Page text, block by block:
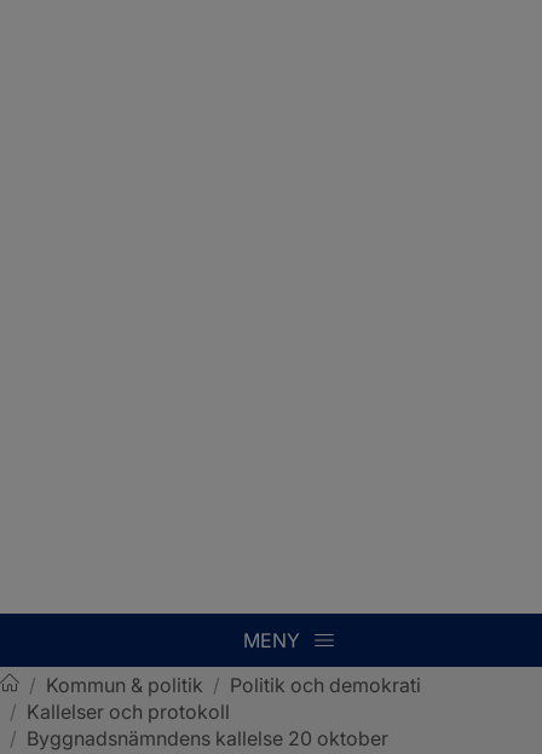
MENY
Sotenäs kommun
/ Kommun & politik / Politik och demokrati
/ Kallelser och protokoll
/ Byggnadsnämndens kallelse 20 oktober